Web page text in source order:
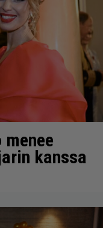
kanssa